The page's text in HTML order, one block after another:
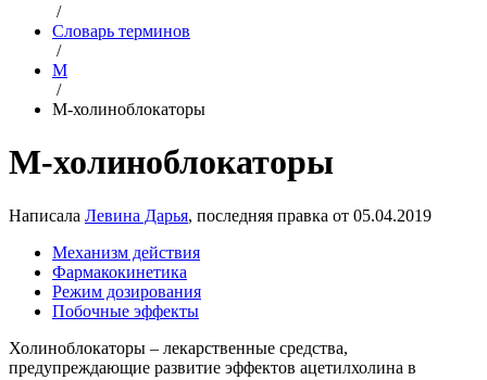
/
Словарь терминов
/
М
/
М-холиноблокаторы
М-холиноблокаторы
Написала Левина Дарья, последняя правка от 05.04.2019
Механизм действия
Фармакокинетика
Режим дозирования
Побочные эффекты
Холиноблокаторы – лекарственные средства,
предупреждающие развитие эффектов ацетилхолина в